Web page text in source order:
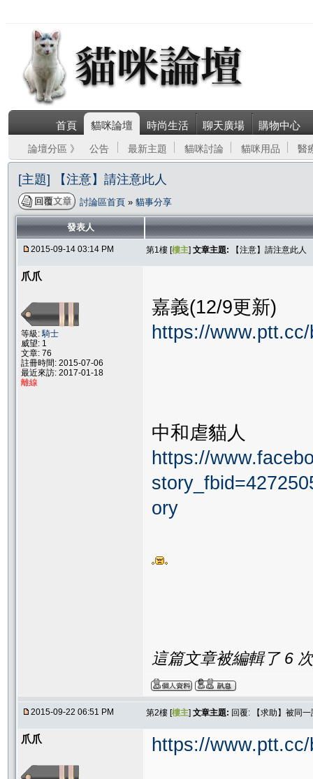
首頁 貓咪論壇 時尚生活 聊天廣場 購物中心
論壇分區 》 公告 最新主題 貓咪討論 貓咪用品 醫
[主題] 【注意】請注意此人
討論區首頁 » 貓事分享
發表人
2015-09-14 03:14 PM 第1樓 [樓主] 文章主題: 【注意】請注意此人
爪爪
等級:騎士
威望: 1
文章: 76
註冊時間: 2015-07-06
最近來訪: 2017-01-18
離線
嘉義(12/9更新)
https://
中和虐貓人
https://
ory
這篇文章被編輯了 6
2015-09-22 06:51 PM 第2樓 [樓主] 文章主題: 回覆: 【求助】被同
爪爪 https://